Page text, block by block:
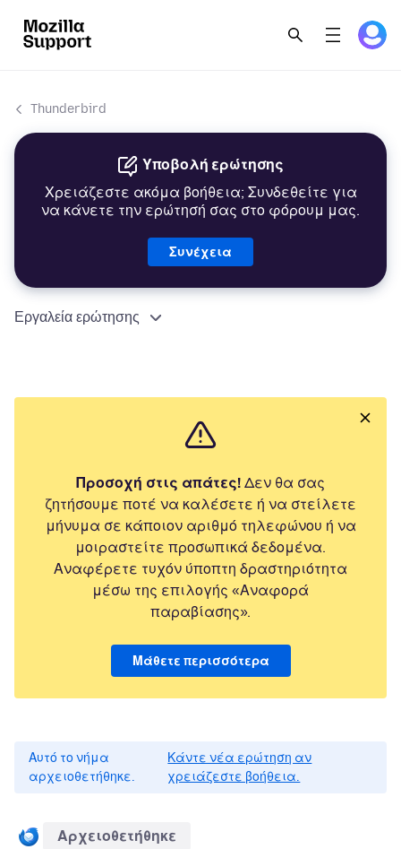
Thunderbird
Υποβολή ερώτησης
Χρειάζεστε ακόμα βοήθεια; Συνδεθείτε για
να κάνετε την ερώτησή σας στο φόρουμ μας.
Συνέχεια
Εργαλεία ερώτησης
Προσοχή στις απάτες! Δεν θα σας
ζητήσουμε ποτέ να καλέσετε ή να στείλετε
μήνυμα σε κάποιον αριθμό τηλεφώνου ή να
μοιραστείτε προσωπικά δεδομένα.
Αναφέρετε τυχόν ύποπτη δραστηριότητα
μέσω της επιλογής «Αναφορά
παραβίασης».
Μάθετε περισσότερα
Αυτό το νήμα
αρχειοθετήθηκε.
Κάντε νέα ερώτηση αν
χρειάζεστε βοήθεια.
Αρχειοθετήθηκε